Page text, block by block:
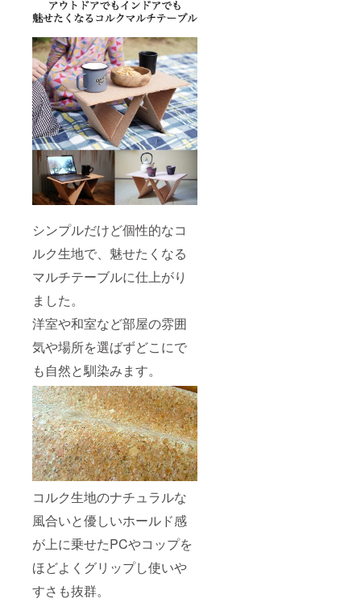
シンプルだけど個性的なコ
ルク生地で、魅せたくなる
マルチテーブルに仕上がり
ました。
洋室や和室など部屋の雰囲
気や場所を選ばずどこにで
も自然と馴染みます。
コルク生地のナチュラルな
風合いと優しいホールド感
が上に乗せたPCやコップを
ほどよくグリップし使いや
すさも抜群。